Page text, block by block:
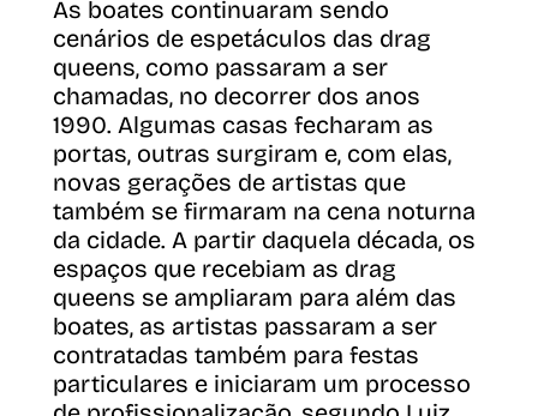
As boates continuaram sendo
cenários de espetáculos das drag
queens, como passaram a ser
chamadas, no decorrer dos anos
1990. Algumas casas fecharam as
portas, outras surgiram e, com elas,
novas gerações de artistas que
também se firmaram na cena noturna
da cidade. A partir daquela década, os
espaços que recebiam as drag
queens se ampliaram para além das
boates, as artistas passaram a ser
contratadas também para festas
particulares e iniciaram um processo